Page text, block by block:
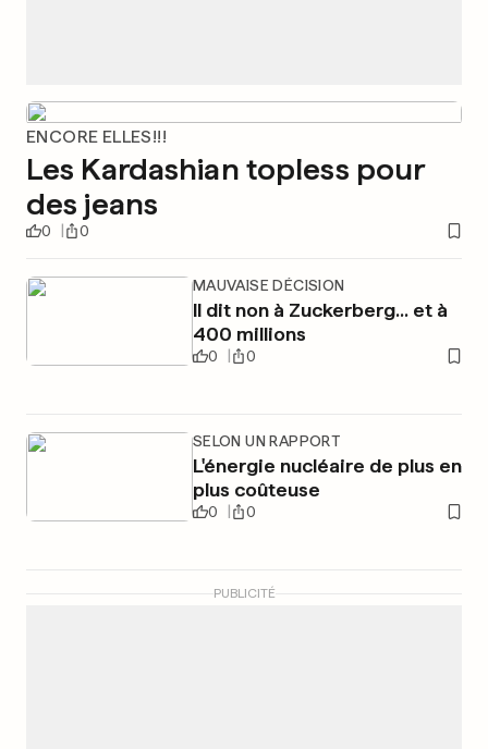
ENCORE ELLES!!!
Les Kardashian topless pour
des jeans
0 0
MAUVAISE DÉCISION
Il dit non à Zuckerberg... et à
400 millions
0 0
SELON UN RAPPORT
L'énergie nucléaire de plus en
plus coûteuse
0 0
PUBLICITÉ